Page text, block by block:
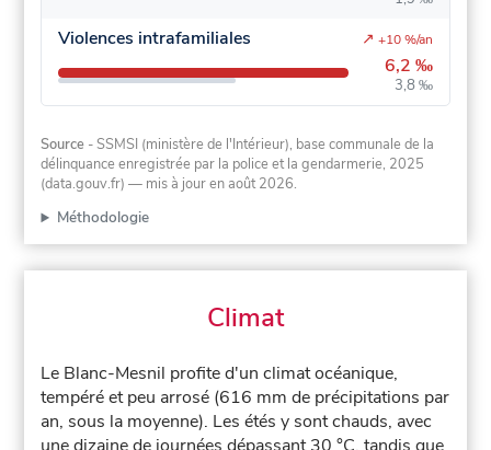
Violences intrafamiliales
6,2 ‰
3,8 ‰
↗ +10 %/an
Source - SSMSI (ministère de l'Intérieur), base communale de la
délinquance enregistrée par la police et la gendarmerie, 2025
(data.gouv.fr) — mis à jour en août 2026.
Méthodologie
Climat
Le Blanc-Mesnil profite d'un climat océanique,
tempéré et peu arrosé (616 mm de précipitations par
an, sous la moyenne). Les étés y sont chauds, avec